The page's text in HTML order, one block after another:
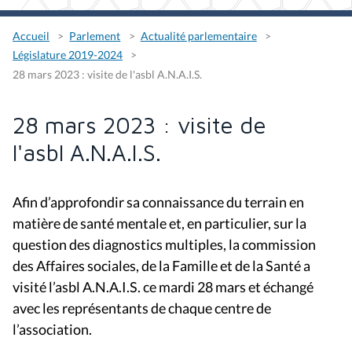
Accueil Parlement
Actualité parlementaire
Législature 2019-2024
28 mars 2023 : visite de l'asbl A.N.A.I.S.
28 mars 2023 : visite de
l'asbl A.N.A.I.S.
Afin d’approfondir sa connaissance du terrain en
matière de santé mentale et, en particulier, sur la
question des diagnostics multiples, la commission
des Affaires sociales, de la Famille et de la Santé a
visité l’asbl A.N.A.I.S. ce mardi 28 mars et échangé
avec les représentants de chaque centre de
l’association.